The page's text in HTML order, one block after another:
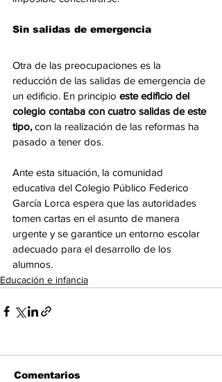
Sin salidas de emergencia
Otra de las preocupaciones es la
reducción de las salidas de emergencia de
un edificio. En principio este edificio del
colegio contaba con cuatro salidas de este
tipo, con la realización de las reformas ha
pasado a tener dos.
Ante esta situación, la comunidad
educativa del Colegio Público Federico
García Lorca espera que las autoridades
tomen cartas en el asunto de manera
urgente y se garantice un entorno escolar
adecuado para el desarrollo de los
alumnos.
Educación e infancia
Comentarios